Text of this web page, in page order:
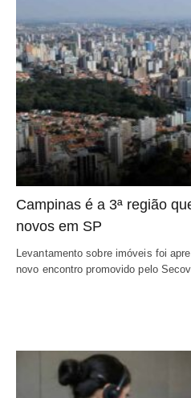
Campinas é a 3ª região
novos em SP
Levantamento sobre imóveis foi
novo encontro promovido pelo